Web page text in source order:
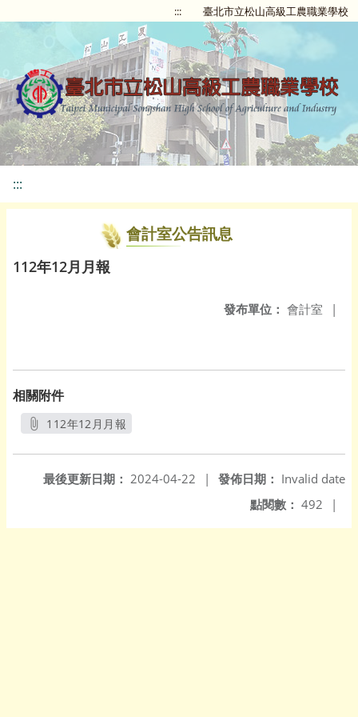
::: 臺北市立松山高級工農職業學校
:::
會計室公告訊息
112年12月月報
發布單位： 會計室 |
相關附件
112年12月月報
發佈日期： Invalid date
最後更新日期： 2024-04-22
|
點閱數： 492 |